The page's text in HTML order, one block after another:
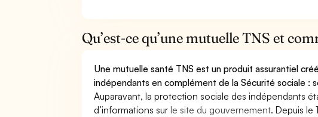
Qu’est-ce qu’une mutuelle TNS et
Une mutuelle santé TNS est un produit assurantiel
indépendants en complément de la Sécurité sociale :
Auparavant, la protection sociale des indépendants
d’informations surle site du gouvernement. Depuis le